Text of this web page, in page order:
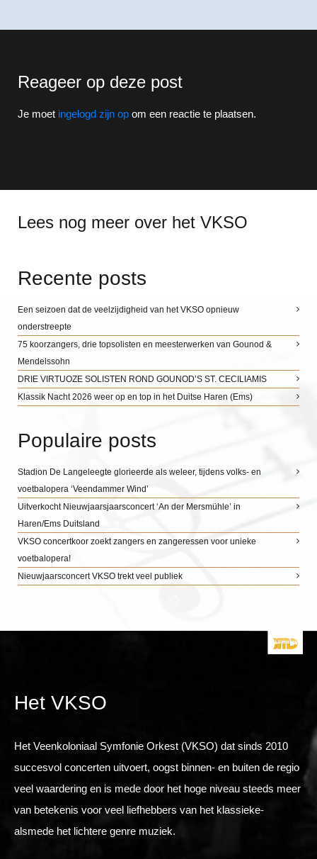
Reageer op deze post
Je moet ingelogd zijn op om een reactie te plaatsen.
Lees nog meer over het VKSO
Recente posts
Een seizoen dat de veelzijdigheid van het VKSO opnieuw
onderstreepte
75 koorzangers, drie topsolisten en meesterwerken van Gounod &
Mendelssohn
DRIE VIRTUOZE SOLISTEN ROND GOUNOD’S ST. CECILIAMIS
Klassik Nacht 2026 weer op en top in het Duitse Haren (Ems)
Populaire posts
Stadion De Langeleegte glorieerde als weleer, tijdens volks- en
voetbalopera ‘Veendammer Wind’
Uitverkocht Nieuwjaarsjaarsconcert ‘An der Mersmühle’ in
Haren/Ems Duitsland
VKSO concertkoor zoekt zangers en zangeressen voor unieke
voetbalopera!
Nieuwjaarsconcert VKSO trekt veel publiek
Het VKSO
Het Veenkoloniaal Symfonie Orkest (VKSO) dat sinds 2010
succesvol concerten uitvoert, oogst binnen- en buiten de regio
veel waardering en is mede door het hoge niveau steeds meer
van betekenis voor veel liefhebbers van het klassieke-
alsmede het lichtere genre muziek.